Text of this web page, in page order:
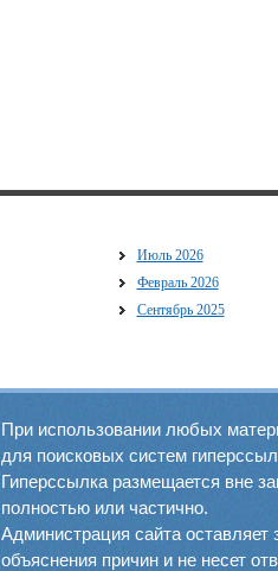
Июль 2026
Февраль 2026
Сентябрь 2025
При использовании любых
для поисковых систем
Гиперссылка размещается вне
полностью или частично.
Администрация сайта оставляет
объяснения причин и не несет